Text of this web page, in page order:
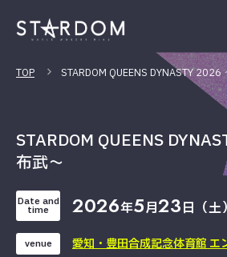
TOP STARDOM QUEENS DYNASTY 2026
STARDOM QUEENS
布武〜
Date and
time 2026年5月23日（土）
venue 愛知・豊田合成記念体育館 エ